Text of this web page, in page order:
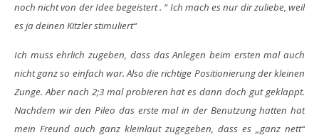
noch nicht von der Idee begeistert . “ Ich mach es nur dir zuliebe, weil
es ja deinen Kitzler stimuliert“
Ich muss ehrlich zugeben, dass das Anlegen beim ersten mal auch
nicht ganz so einfach war. Also die richtige Positionierung der kleinen
Zunge. Aber nach 2;3 mal probieren hat es dann doch gut geklappt.
Nachdem wir den Pileo das erste mal in der Benutzung hatten hat
mein Freund auch ganz kleinlaut zugegeben, dass es „ganz nett“